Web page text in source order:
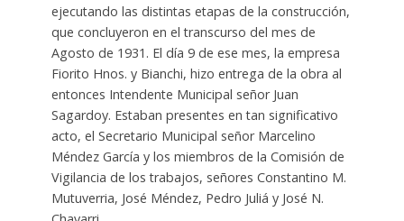
ejecutando las distintas etapas de la construcción,
que concluyeron en el transcurso del mes de
Agosto de 1931. El día 9 de ese mes, la empresa
Fiorito Hnos. y Bianchi, hizo entrega de la obra al
entonces Intendente Municipal señor Juan
Sagardoy. Estaban presentes en tan significativo
acto, el Secretario Municipal señor Marcelino
Méndez García y los miembros de la Comisión de
Vigilancia de los trabajos, señores Constantino M.
Mutuverria, José Méndez, Pedro Juliá y José N.